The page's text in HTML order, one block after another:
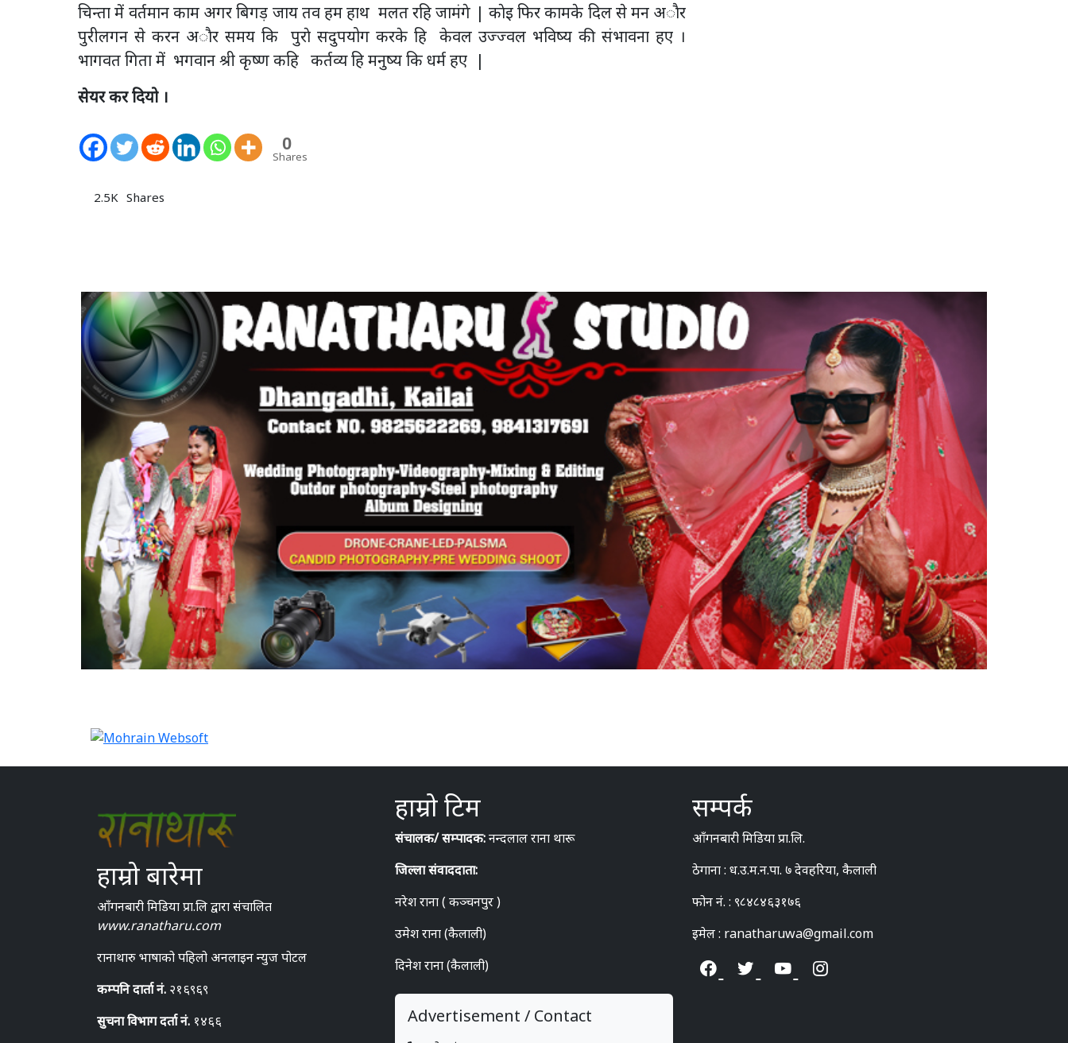
चिन्ता में वर्तमान काम अगर बिगड़ जाय तव हम हाथ मलत रहि जामंगे | काेइ फिर कामके दिल से मन अाैर
पुरीलगन से करन अाैर समय कि पुराे सदुपयोग करके हि केवल उज्ज्वल भविष्य की संभावना हए ।
भागवत गिता में भगवान श्री कृष्ण कहि कर्तव्य हि मनुष्य कि धर्म हए |
सेयर कर दियो ।
0
Shares
2.5K Shares
हाम्रो बारेमा
आँगनबारी मिडिया प्रा.लि द्वारा संचालित
www.ranatharu.com
रानाथारु भाषाको पहिलो अनलाइन न्युज पोटल
कम्पनि दार्ता नं. २१६९६९
सुचना विभाग दर्ता नं. १४६६
हाम्रो टिम
संचालक/ सम्पादक:नन्दलाल राना थारू
जिल्ला संवाददाता:
नरेश राना ( कञ्चनपुर )
उमेश राना (कैलाली)
दिनेश राना (कैलाली)
Advertisement / Contact
सम्पर्क
आँगनबारी मिडिया प्रा.लि.
ठेगाना : ध.उ.म.न.पा. ७ देवहरिया, कैलाली
फोन नं. : ९८४८४६३१७६
इमेल : ranatharuwa@gmail.com